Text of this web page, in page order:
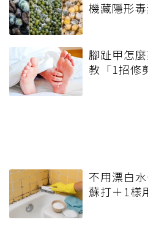
機藏隱形
腳趾甲怎
教「1招修
不用漂白
蘇打＋1樣